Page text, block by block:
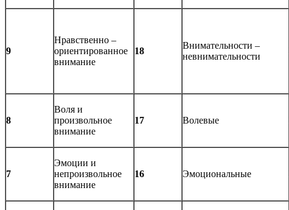
9
Нравственно –
ориентированное
внимание
18
Внимательности –
невнимательности
8
Воля и
произвольное
внимание
17 Волевые
7
Эмоции и
непроизвольное
внимание
16 Эмоциональные